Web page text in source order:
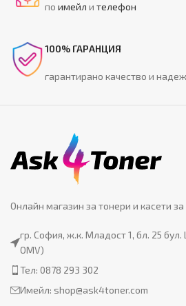
поимейл ителефон
100% ГАРАНЦИЯ
гарантирано качество и
Онлайн магазин за тонери и касети
гр. София, ж.к. Младост 1, бл. 25
OMV)
Тел: 0878 293 302
Имейл: shop@ask4toner.com